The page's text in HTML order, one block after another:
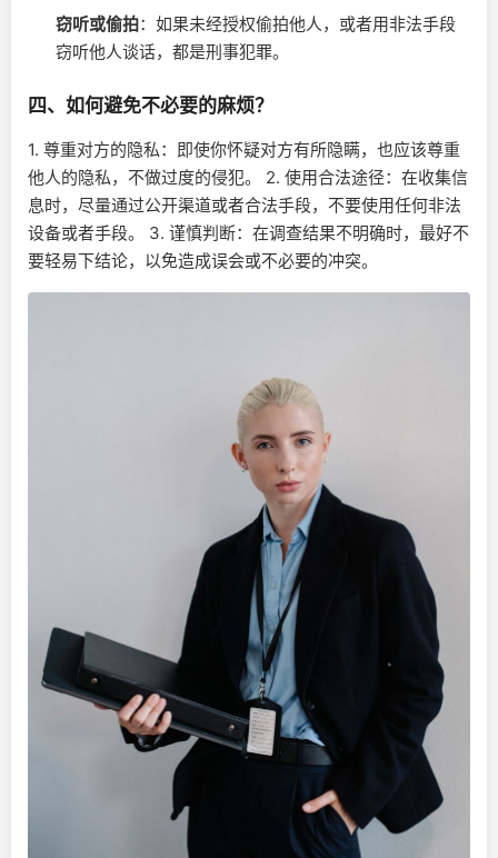
窃听或偷拍：如果未经授权偷拍他人，或者用非法手段
窃听他人谈话，都是刑事犯罪。
四、如何避免不必要的麻烦？
1. 尊重对方的隐私：即使你怀疑对方有所隐瞒，也应该尊重
他人的隐私，不做过度的侵犯。 2. 使用合法途径：在收集信
息时，尽量通过公开渠道或者合法手段，不要使用任何非法
设备或者手段。 3. 谨慎判断：在调查结果不明确时，最好不
要轻易下结论，以免造成误会或不必要的冲突。